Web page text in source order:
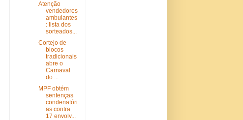
Atenção
vendedores
ambulantes
: lista dos
sorteados...
Cortejo de
blocos
tradicionais
abre o
Carnaval
do ...
MPF obtém
sentenças
condenatóri
as contra
17 envolv...